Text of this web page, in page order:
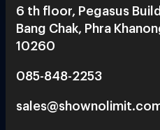
6 th floor, Pegasus
Bang Chak, Phra
10260
085-848-2253